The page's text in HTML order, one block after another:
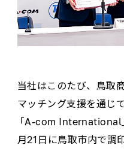
当社はこのたび、鳥取
マッチング支援を通じ
「A‐com International
月21日に鳥取市内で調